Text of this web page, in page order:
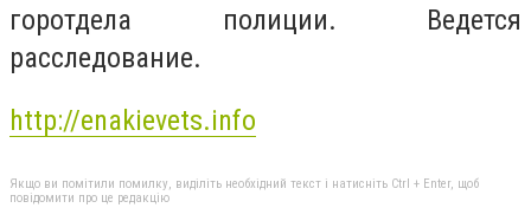
горотдела полиции. Ведется
расследование.
http://enakievets.info
Якщо ви помітили помилку, виділіть необхідний текст і натисніть Ctrl + Enter, щоб
повідомити про це редакцію